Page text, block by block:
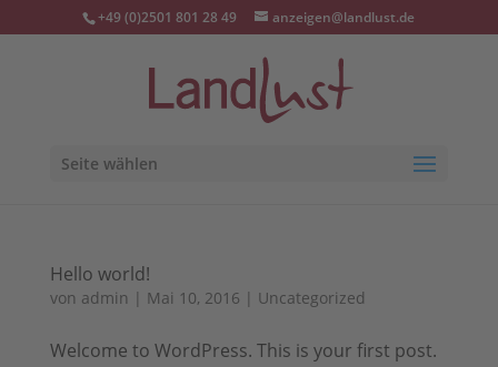
+49 (0)2501 801 28 49 anzeigen@landlust.de
Seite wählen
Hello world!
von admin | Mai 10, 2016 | Uncategorized
Welcome to WordPress. This is your first post.